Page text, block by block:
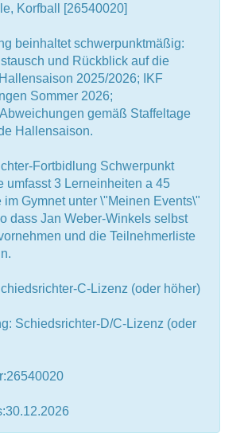
Korfball [26540020]
beinhaltet schwerpunktmäßig:
und Rückblick auf die
2025/2026; IKF
Sommer 2026;
gemäß Staffeltage
Hallensaison.
Fortbidlung Schwerpunkt
umfasst 3 Lerneinheiten a 45
im Gymnet unter \"Meinen Events\"
dass Jan Weber-Winkels selbst
und die Teilnehmerliste
C-Lizenz (oder höher)
Schiedsrichter-D/C-Lizenz (oder